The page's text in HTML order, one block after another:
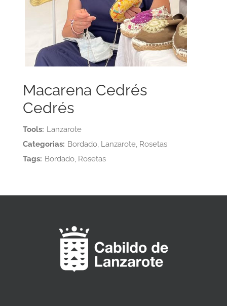
Macarena Cedrés
Cedrés
Tools: Lanzarote
Categorias: Bordado, Lanzarote, Rosetas
Tags: Bordado, Rosetas